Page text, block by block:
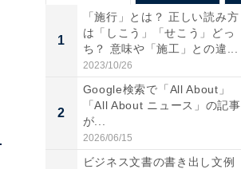
1
「施行」とは？ 正しい読み方
は「しこう」「せこう」どっ
ち？ 意味や「施工」との違...
2023/10/26
2
Google検索で「All About」
「All About ニュース」の記事
が...
2026/06/15
ビジネス文書の書き出し文例